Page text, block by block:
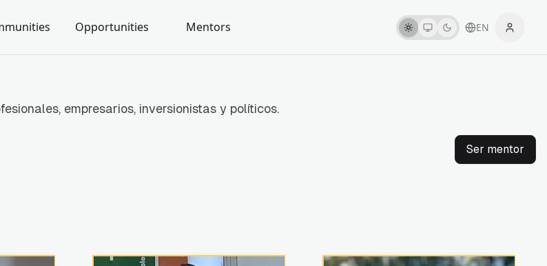
Opportunities Mentors EN
empresarios, inversionistas y políticos.
Ser mentor